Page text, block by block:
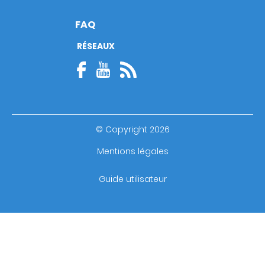
FAQ
RÉSEAUX
© Copyright 2026
Mentions légales
Guide utilisateur